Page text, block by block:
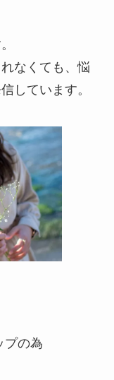
なくても、悩
しています。
プの為